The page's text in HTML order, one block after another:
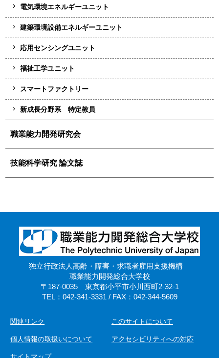
電気環境エネルギーユニット
建築環境設備エネルギーユニット
応用センシングユニット
福祉工学ユニット
スマートファクトリー
新成長分野系 特定教員
職業能力開発研究会
技能科学研究 論文誌
独立行政法人高齢・障害・求職者雇用支援機構
職業能力開発総合大学校
〒187-0035 東京都小平市小川西町2-32-1
TEL：042-341-3331 / FAX：042-344-5609
関連リンク このサイトについて
個人情報の取扱いについて アクセシビリティへの対応